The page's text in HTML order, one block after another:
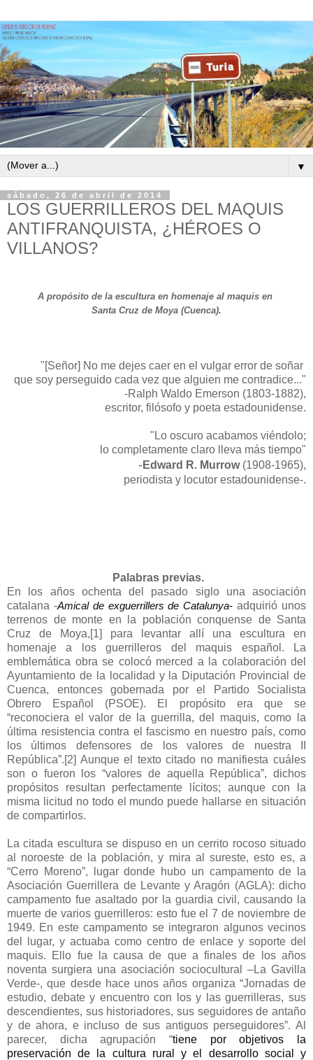
▼
sábado, 26 de abril de 2014
LOS GUERRILLEROS DEL MAQUIS
ANTIFRANQUISTA, ¿HÉROES O
VILLANOS?
A propósito de la escultura en homenaje al maquis en
Santa Cruz de Moya (Cuenca).
"[Señor] No me dejes caer en el vulgar error de soñar
que soy perseguido cada vez que alguien me contradice..."
-Ralph Waldo Emerson (1803-1882),
escritor, filósofo y poeta estadounidense.
"Lo oscuro acabamos viéndolo;
lo completamente claro lleva más tiempo"
-Edward R. Murrow(1908-1965),
periodista y locutor estadounidense-.
Palabras previas.
En los años ochenta del pasado siglo una asociación
catalana -Amical de exguerrillers de Catalunya- adquirió unos
terrenos de monte en la población conquense de Santa
Cruz de Moya,[1]
para levantar allí una escultura en
homenaje a los guerrilleros del maquis español. La
emblemática obra se colocó merced a la colaboración del
Ayuntamiento de la localidad y la Diputación Provincial de
Cuenca, entonces gobernada por el Partido Socialista
Obrero Español (PSOE). El propósito era que se
“reconociera el valor de la guerrilla, del maquis, como la
última resistencia contra el fascismo en nuestro país, como
los últimos defensores de los valores de nuestra II
República”.[2] Aunque el texto citado no manifiesta cuáles
son o fueron los “valores de aquella República”, dichos
propósitos resultan perfectamente lícitos; aunque con la
misma licitud no todo el mundo puede hallarse en situación
de compartirlos.
La citada escultura se dispuso en un cerrito rocoso situado
al noroeste de la población, y mira al sureste, esto es, a
“Cerro Moreno”, lugar donde hubo un campamento de la
Asociación Guerrillera de Levante y Aragón (AGLA): dicho
campamento fue asaltado por la guardia civil, causando la
muerte de varios guerrilleros: esto fue el 7 de noviembre de
1949. En este campamento se integraron algunos vecinos
del lugar, y actuaba como centro de enlace y soporte del
maquis. Ello fue la causa de que a finales de los años
noventa surgiera una asociación sociocultural –La Gavilla
Verde-, que desde hace unos años organiza “Jornadas de
estudio, debate y encuentro con los y las guerrilleras, sus
descendientes, sus historiadores, sus seguidores de antaño
y de ahora, e incluso de sus antiguos perseguidores”. Al
parecer, dicha agrupación “tiene por objetivos la
preservación de la cultura rural y el desarrollo social y